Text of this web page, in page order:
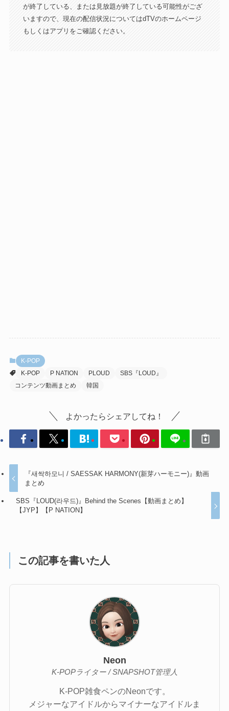
が終了している、または見放題が終了している可能性がござ
いますので、現在の配信状況についてはdTVのホームページ
もしくはアプリをご確認ください。
K-POP
K-POP
P NATION PLOUD
SBS『LOUD』
コンテンツ動画まとめ
韓国
よかったらシェアしてね！
『새싹하모니 / SAESSAK HARMONY(新芽ハーモニー)』動画
まとめ
SBS『LOUD(라우드)』Behind the Scenes【動画まとめ】
【JYP】【P NATION】
この記事を書いた人
Neon
K-POPライター / SNAPSHOT管理人
K-POP雑食ペンのNeonです。
メジャーなアイドルからマイナーなアイドルま